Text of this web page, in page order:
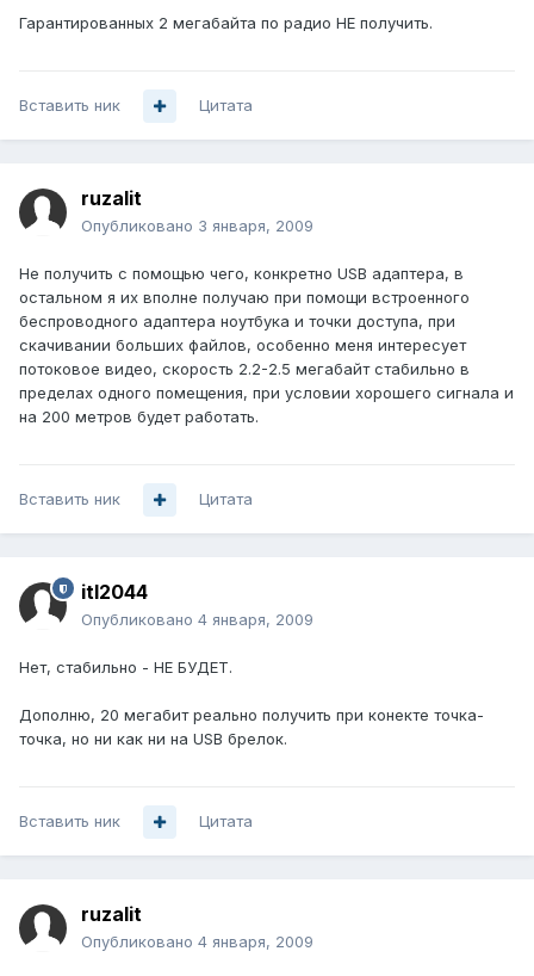
Гарантированных 2 мегабайта по радио НЕ получить.
Вставить ник Цитата
ruzalit
Опубликовано 3 января, 2009
Не получить с помощью чего, конкретно USB адаптера, в
остальном я их вполне получаю при помощи встроенного
беспроводного адаптера ноутбука и точки доступа, при
скачивании больших файлов, особенно меня интересует
потоковое видео, скорость 2.2-2.5 мегабайт стабильно в
пределах одного помещения, при условии хорошего сигнала и
на 200 метров будет работать.
Вставить ник Цитата
itl2044
Опубликовано 4 января, 2009
Нет, стабильно - НЕ БУДЕТ.
Дополню, 20 мегабит реально получить при конекте точка-
точка, но ни как ни на USB брелок.
Вставить ник Цитата
ruzalit
Опубликовано 4 января, 2009